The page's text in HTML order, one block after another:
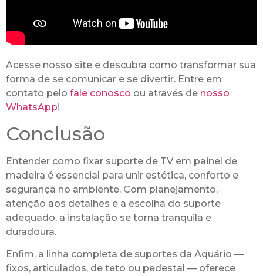
Acesse nosso site e descubra como transformar sua
forma de se comunicar e se divertir. Entre em
contato pelo fale conosco ou através de nosso
WhatsApp!
Conclusão
Entender como fixar suporte de TV em painel de
madeira é essencial para unir estética, conforto e
segurança no ambiente. Com planejamento,
atenção aos detalhes e a escolha do suporte
adequado, a instalação se torna tranquila e
duradoura.
Enfim, a linha completa de suportes da Aquário —
fixos, articulados, de teto ou pedestal — oferece